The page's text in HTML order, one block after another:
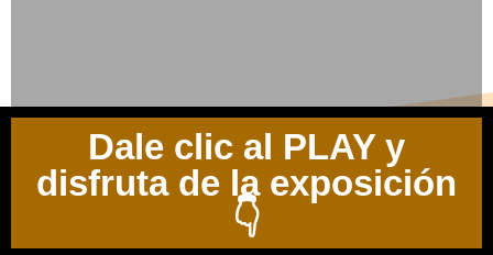
Dale clic al PLAY y
disfruta de la exposición
👇